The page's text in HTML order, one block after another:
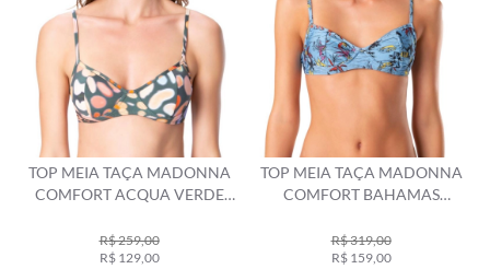
TOP MEIA TAÇA MADONNA
COMFORT ACQUA VERDE
R$ 259,00
R$ 129,00
TOP MEIA TAÇA MADONNA
COMFORT BAHAMAS
R$ 319,00
R$ 159,00